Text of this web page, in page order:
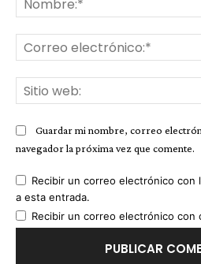
Guardar mi nombre, correo
navegador la próxima vez que comente.
Recibir un correo electrónico con
a esta entrada.
Recibir un correo electrónico con